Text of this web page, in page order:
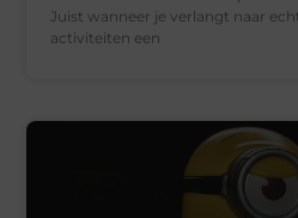
Juist wanneer je verlangt naar
activiteiten een